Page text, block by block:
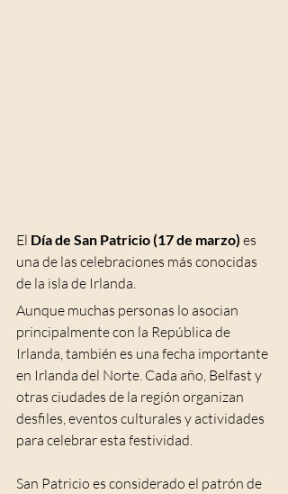
El Día de San Patricio (17 de marzo) es
una de las celebraciones más conocidas
de la isla de Irlanda.
Aunque muchas personas lo asocian
principalmente con la República de
Irlanda, también es una fecha importante
en Irlanda del Norte. Cada año, Belfast y
otras ciudades de la región organizan
desfiles, eventos culturales y actividades
para celebrar esta festividad.
San Patricio es considerado el patrón de